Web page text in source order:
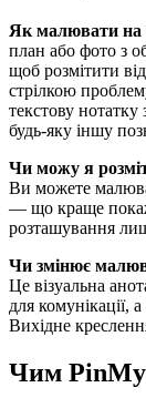
Як малювати на
план або фото з
щоб розмітити
стрілкою
текстову
будь-яку іншу
Чи можу я
Ви можете
— що краще
розташування
Чи змінює
Це візуальна
для комунікації,
Вихідне
Чим